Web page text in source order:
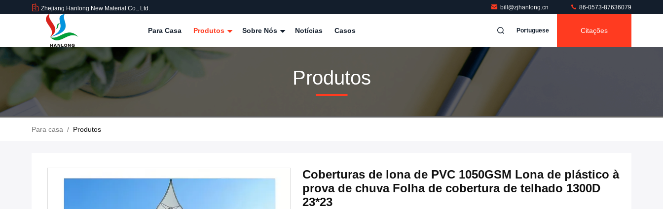
Zhejiang Hanlong New Material Co., Ltd. bill@zjhanlong.cn 86-0573-87636079
Para Casa Produtos Sobre Nós Notícias Casos Portuguese Citações
Produtos
Para casa / Produtos
Coberturas de lona de PVC 1050GSM Lona de plástico à
prova de chuva Folha de cobertura de telhado 1300D
23*23